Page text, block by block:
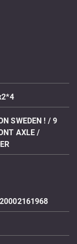
SWEDEN ! / 9
AXLE /